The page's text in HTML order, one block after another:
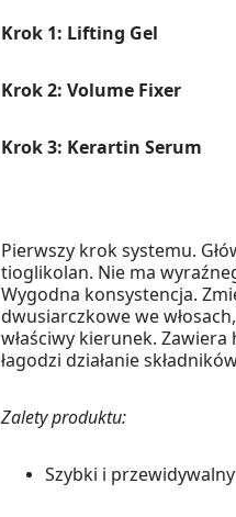
Krok 1: Lifting Gel
Krok 2: Volume Fixer
Krok 3: Kerartin Serum
Pierwszy krok systemu.
tioglikolan. Nie ma
Wygodna konsystencja.
dwusiarczkowe we
właściwy kierunek.
łagodzi działanie
Zalety produktu:
Szybki i